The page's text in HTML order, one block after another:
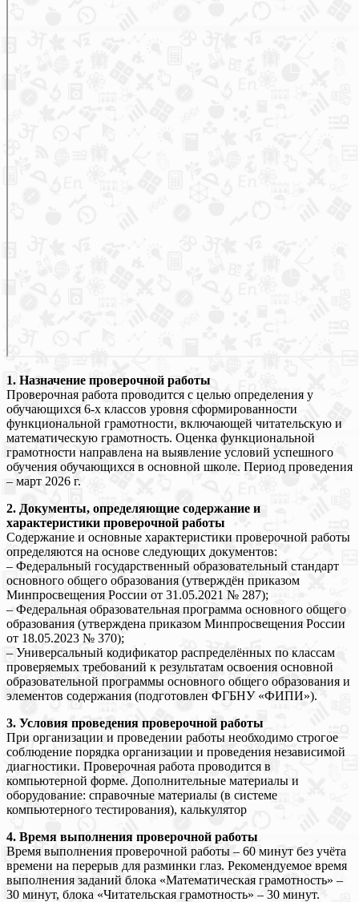
1. Назначение проверочной работы
Проверочная работа проводится с целью определения у
обучающихся 6-х классов уровня сформированности
функциональной грамотности, включающей читательскую и
математическую грамотность. Оценка функциональной
грамотности направлена на выявление условий успешного
обучения обучающихся в основной школе. Период проведения
– март 2026 г.
2. Документы, определяющие содержание и
характеристики проверочной работы
Содержание и основные характеристики проверочной работы
определяются на основе следующих документов:
– Федеральный государственный образовательный стандарт
основного общего образования (утверждён приказом
Минпросвещения России от 31.05.2021 № 287);
– Федеральная образовательная программа основного общего
образования (утверждена приказом Минпросвещения России
от 18.05.2023 № 370);
– Универсальный кодификатор распределённых по классам
проверяемых требований к результатам освоения основной
образовательной программы основного общего образования и
элементов содержания (подготовлен ФГБНУ «ФИПИ»).
3. Условия проведения проверочной работы
При организации и проведении работы необходимо строгое
соблюдение порядка организации и проведения независимой
диагностики. Проверочная работа проводится в
компьютерной форме. Дополнительные материалы и
оборудование: справочные материалы (в системе
компьютерного тестирования), калькулятор
4. Время выполнения проверочной работы
Время выполнения проверочной работы – 60 минут без учёта
времени на перерыв для разминки глаз. Рекомендуемое время
выполнения заданий блока «Математическая грамотность» –
30 минут, блока «Читательская грамотность» – 30 минут.